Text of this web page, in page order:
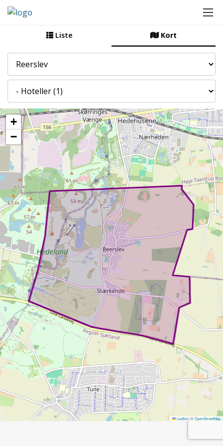
Liste Kort
+
−
Leaflet|©OpenStreetMap